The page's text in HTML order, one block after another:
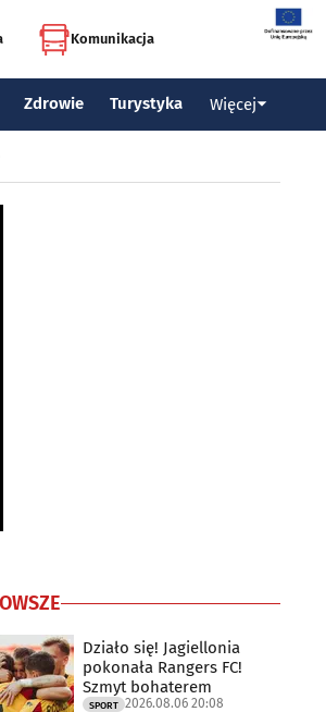
Komunikacja
Zdrowie Turystyka Więcej
Działo się! Jagiellonia
pokonała Rangers FC!
Szmyt bohaterem
SPORT 2026.08.06 20:08